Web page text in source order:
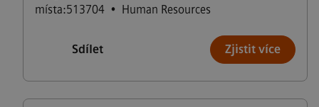
místa:513704 • Human Resources
Sdílet Zjistit více